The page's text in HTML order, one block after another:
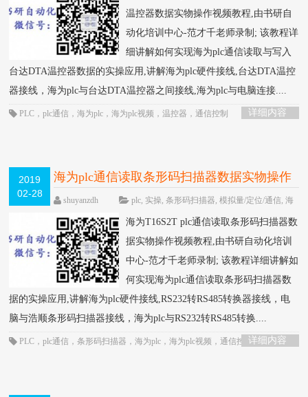
温控器数据实物操作视频教程,由书研自
动化培训中心-范才千老师录制; 该教程详
细讲解如何实现海为plc通信读取与写入
台达DTA温控器数据的实操应用,讲解海为plc硬件接线,台达DTA温控
器接线，海为plc与台达DTA温控器之间接线,海为plc与电脑连接....
详细内容
PLC ，plc通信 ，海为plc ，海为plc视频 ，温控器 ，通信控制
2019
02-28
海为plc通信读取条形码扫描器数据实物操作
视频教程-书研自动化培训中心制作 HOT
shuyanzdh plc, 实操,条形码扫描器,模拟量/定位/通信,海
论
海为T16S2T plc通信读取条形码扫描器数
据实物操作视频教程,由书研自动化培训
中心-范才千老师录制; 该教程详细讲解如
何实现海为plc通信读取条形码扫描器数
据的实操应用,讲解海为plc硬件接线,RS232转RS485转换器接线，电
脑与浩顺条形码扫描器接线，海为plc与RS232转RS485转换....
详细内容
PLC ，plc通信 ，条形码扫描器 ，海为plc ，海为plc视频 ，通信控制